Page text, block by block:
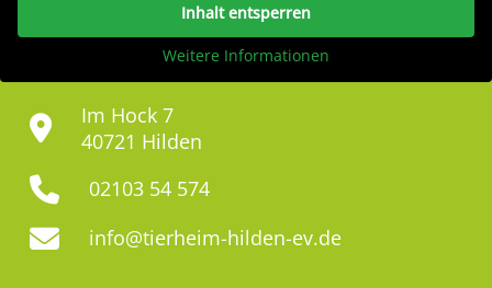
Inhalt entsperren
Weitere Informationen
Im Hock 7
40721 Hilden
02103 54 574
info@tierheim-hilden-ev.de